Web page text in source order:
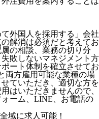
て外国人を採用する」 会社
解消は必須だと考えてお
の相談、業務の切り分
敗しないマネジメント方
ート体制 を確立させてお
両方雇用可能な業種の場
ていただき、適切な方を
はいただきませんので、
ーム、LINE、お電話の